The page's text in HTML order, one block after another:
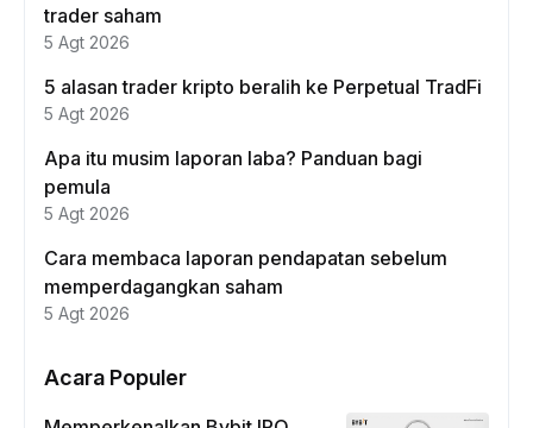
trader saham
5 Agt 2026
5 alasan trader kripto beralih ke Perpetual TradFi
5 Agt 2026
Apa itu musim laporan laba? Panduan bagi
pemula
5 Agt 2026
Cara membaca laporan pendapatan sebelum
memperdagangkan saham
5 Agt 2026
Acara Populer